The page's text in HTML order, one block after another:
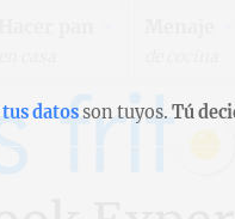
tus datosson tuyos. Tú